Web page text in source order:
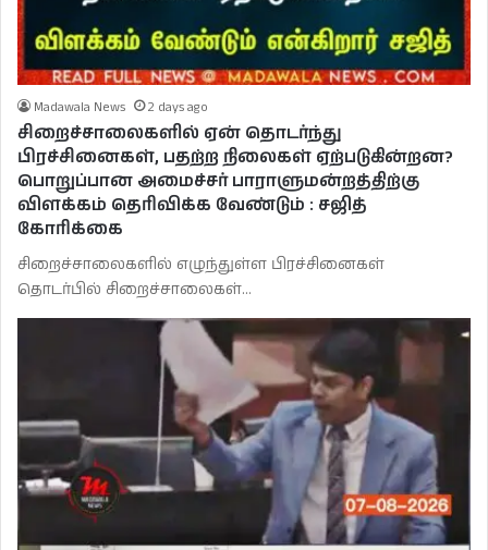
Madawala News 2 days ago
சிறைச்சாலைகளில் ஏன் தொடர்ந்து
பிரச்சினைகள், பதற்ற நிலைகள் ஏற்படுகின்றன?
பொறுப்பான அமைச்சர் பாராளுமன்றத்திற்கு
விளக்கம் தெரிவிக்க வேண்டும் : சஜித்
கோரிக்கை
சிறைச்சாலைகளில் எழுந்துள்ள பிரச்சினைகள்
தொடர்பில் சிறைச்சாலைகள்…